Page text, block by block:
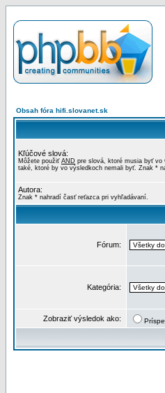
Obsah fóra hifi.slovanet.sk
Kľúčové slová:
Môžete použiť AND pre slová, ktoré musia byť vo
také, ktoré by vo výsledkoch nemali byť. Znak *
Autora:
Znak * nahradí časť reťazca pri vyhľadávaní.
Fórum:
Kategória:
Zobraziť výsledok ako: